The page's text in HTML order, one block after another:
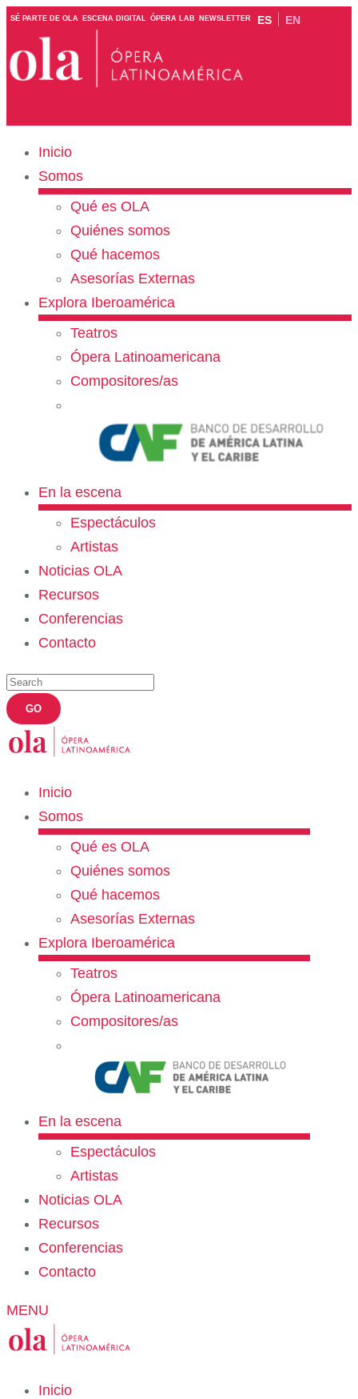
SÉ PARTE DE OLA ESCENA DIGITAL ÓPERA LAB NEWSLETTER ES EN
Inicio
Somos
Qué es OLA
Quiénes somos
Qué hacemos
Asesorías Externas
Explora Iberoamérica
Teatros
Ópera Latinoamericana
Compositores/as
En la escena
Espectáculos
Artistas
Noticias OLA
Recursos
Conferencias
Contacto
Inicio
Somos
Qué es OLA
Quiénes somos
Qué hacemos
Asesorías Externas
Explora Iberoamérica
Teatros
Ópera Latinoamericana
Compositores/as
En la escena
Espectáculos
Artistas
Noticias OLA
Recursos
Conferencias
Contacto
MENU
Inicio